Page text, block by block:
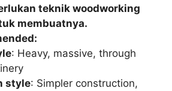
teknik woodworking
membuatnya.
: Heavy, massive, through
style: Simpler construction,